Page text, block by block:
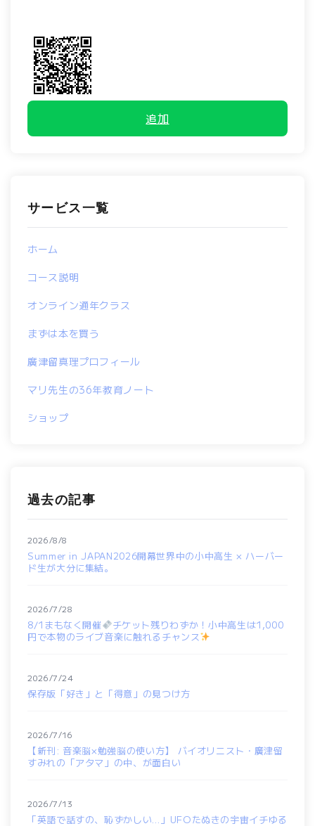
追加
サービス一覧
ホーム
コース説明
オンライン通年クラス
まずは本を買う
廣津留真理プロフィール
マリ先生の36年教育ノート
ショップ
過去の記事
Summer in JAPAN2026開幕世界中の小中高生 × ハーバー
ド生が大分に集結。
2026/8/8
8/1まもなく開催
チケット残りわずか！小中高生は1,000
円で本物のライブ音楽に触れるチャンス
2026/7/28
保存版「好き」と「得意」の見つけ方
2026/7/24
【新刊: 音楽脳×勉強脳の使い方】 バイオリニスト・廣津留
すみれの「アタマ」の中、が面白い
2026/7/16
「英語で話すの、恥ずかしい…」UFOたぬきの宇宙イチゆる
2026/7/13